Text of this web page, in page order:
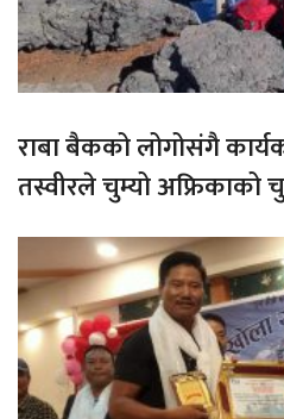
राबा बैकको लोगोसंगै
तस्वीरले चुम्यो अफ्रिकाको